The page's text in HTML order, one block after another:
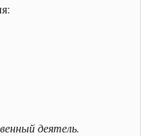
деятель.